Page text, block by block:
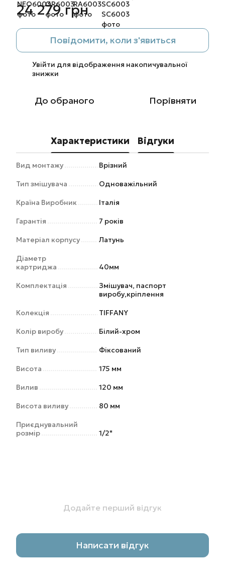
24 279 грн
Повідомити, коли з'явиться
Увійти для відображення накопичувальної
знижки
До обраного Порівняти
Характеристики Відгуки
Вид монтажу Врізний
Тип змішувача Одноважільний
Країна Виробник Італія
Гарантія 7 років
Матеріал корпусу Латунь
Діаметр
картриджа
40мм
Комплектація
Змішувач, паспорт
виробу,кріплення
Колекція TIFFANY
Колір виробу Білий-хром
Тип виливу Фіксований
Висота 175 мм
Вилив 120 мм
Висота виливу 80 мм
Приєднувальний
розмір
1/2"
Додайте перший відгук
Написати відгук